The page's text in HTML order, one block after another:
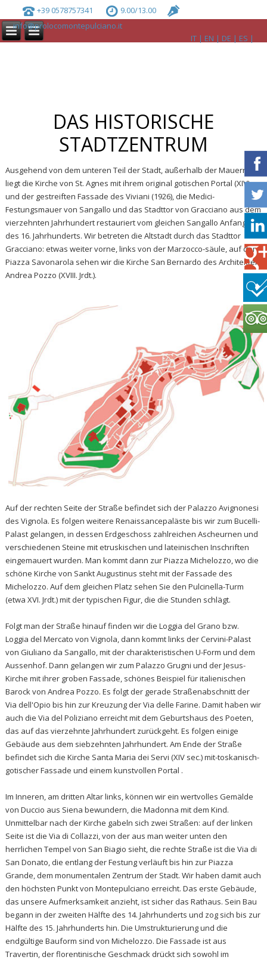
+39 0578757341
9.00/13.00
info@prolocomontepulciano.it
IT
EN DE ES
DAS HISTORISCHE
STADTZENTRUM
Ausgehend von dem unteren Teil der Stadt, außerhalb der Mauern,
liegt die Kirche von St. Agnes mit ihrem original gotischen Portal (XIV)
und der gestreiften Fassade des Viviani (1926), die Medici-
Festungsmauer von Sangallo und das Stadttor von Gracciano aus dem
vierzehnten Jahrhundert restauriert vom gleichen Sangallo Anfang
des 16. Jahrhunderts. Wir betreten die Altstadt durch das Stadttor
Gracciano: etwas weiter vorne, links von der Marzocco-säule, auf der
Piazza Savonarola sehen wir die Kirche San Bernardo des Architekten
Andrea Pozzo (XVIII. Jrdt.).
Auf der rechten Seite der Straße befindet sich der Palazzo Avignonesi
des Vignola. Es folgen weitere Renaissancepaläste bis wir zum Bucelli-
Palast gelangen, in dessen Erdgeschoss zahlreichen Ascheurnen und
verschiedenen Steine mit etruskischen und lateinischen Inschriften
eingemauert wurden. Man kommt dann zur Piazza Michelozzo, wo die
schöne Kirche von Sankt Augustinus steht mit der Fassade des
Michelozzo. Auf dem gleichen Platz sehen Sie den Pulcinella-Turm
(etwa XVI. Jrdt.) mit der typischen Figur, die die Stunden schlägt.
Folgt man der Straße hinauf finden wir die Loggia del Grano bzw.
Loggia del Mercato von Vignola, dann kommt links der Cervini-Palast
von Giuliano da Sangallo, mit der charakteristischen U-Form und dem
Aussenhof. Dann gelangen wir zum Palazzo Grugni und der Jesus-
Kirche mit ihrer groben Fassade, schönes Beispiel für italienischen
Barock von Andrea Pozzo. Es folgt der gerade Straßenabschnitt der
Via dell'Opio bis hin zur Kreuzung der Via delle Farine. Damit haben wir
auch die Via del Poliziano erreicht mit dem Geburtshaus des Poeten,
das auf das vierzehnte Jahrhundert zurückgeht. Es folgen einige
Gebäude aus dem siebzehnten Jahrhundert. Am Ende der Straße
befindet sich die Kirche Santa Maria dei Servi (XIV sec.) mit-toskanisch-
gotischer Fassade und einem kunstvollen Portal .
Im Inneren, am dritten Altar links, können wir ein wertvolles Gemälde
von Duccio aus Siena bewundern, die Madonna mit dem Kind.
Unmittelbar nach der Kirche gabeln sich zwei Straßen: auf der linken
Seite ist die Via di Collazzi, von der aus man weiter unten den
herrlichen Tempel von San Biagio sieht, die rechte Straße ist die Via di
San Donato, die entlang der Festung verläuft bis hin zur Piazza
Grande, dem monumentalen Zentrum der Stadt. Wir haben damit auch
den höchsten Punkt von Montepulciano erreicht. Das erste Gebäude,
das unsere Aufmerksamkeit anzieht, ist sicher das Rathaus. Sein Bau
begann in der zweiten Hälfte des 14. Jahrhunderts und zog sich bis zur
Hälfte des 15. Jahrhunderts hin. Die Umstrukturierung und die
endgültige Bauform sind von Michelozzo. Die Fassade ist aus
Travertin, der florentinische Geschmack drückt sich sowohl im